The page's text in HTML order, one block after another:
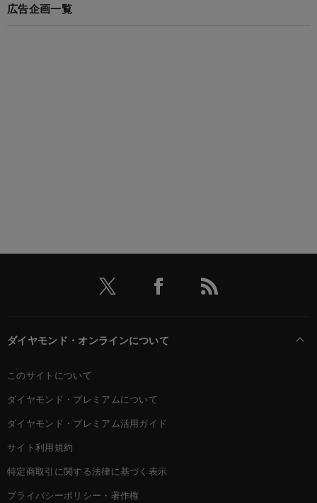
広告企画一覧
ダイヤモンド・オンラインについて
このサイトについて
ダイヤモンド・プレミアムについて
ダイヤモンド・プレミアム活用ガイド
サイト利用規約
特定商取引に関する法律に基づく表示
プライバシーポリシー・著作権